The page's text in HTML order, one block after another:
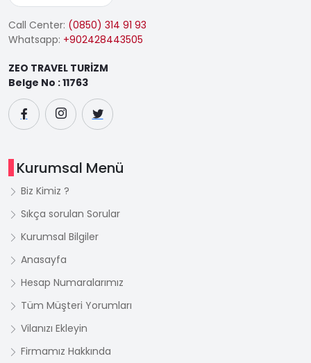
Call Center: (0850) 314 91 93
Whatsapp: +902428443505
ZEO TRAVEL TURİZM
Belge No : 11763
Kurumsal Menü
Biz Kimiz ?
Sıkça sorulan Sorular
Kurumsal Bilgiler
Anasayfa
Hesap Numaralarımız
Tüm Müşteri Yorumları
Vilanızı Ekleyin
Firmamız Hakkında